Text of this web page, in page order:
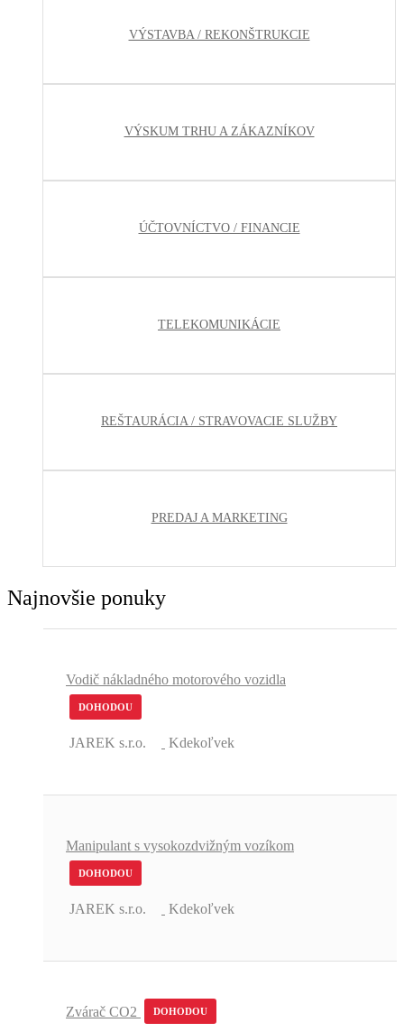
VÝSTAVBA / REKONŠTRUKCIE
VÝSKUM TRHU A ZÁKAZNÍKOV
ÚČTOVNÍCTVO / FINANCIE
TELEKOMUNIKÁCIE
REŠTAURÁCIA / STRAVOVACIE SLUŽBY
PREDAJ A MARKETING
Najnovšie ponuky
Vodič nákladného motorového vozidla
DOHODOU
JAREK s.r.o. Kdekoľvek
Manipulant s vysokozdvižným vozíkom
DOHODOU
JAREK s.r.o. Kdekoľvek
Zvárač CO2 DOHODOU